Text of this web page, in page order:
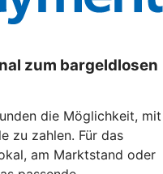
zum bargeldlosen
die Möglichkeit, mit
zu zahlen. Für das
am Marktstand oder